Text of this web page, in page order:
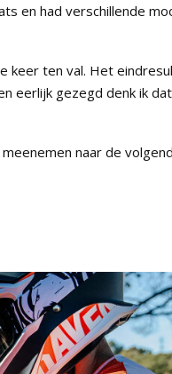
en had verschillende
keer ten val. Het
eerlijk gezegd denk ik
naar de